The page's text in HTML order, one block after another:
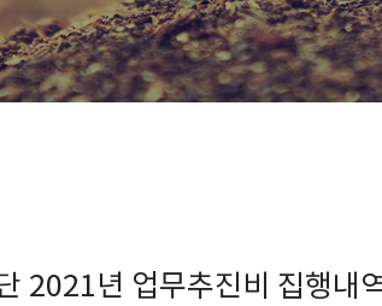
2021년 업무추진비 집행내